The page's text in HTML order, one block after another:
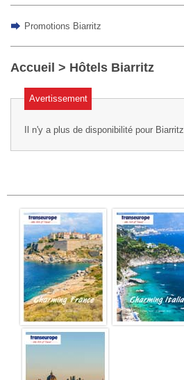
Promotions Biarritz
Accueil > Hôtels Biarritz
Avertissement
Il n'y a plus de disponibilité pour Biarritz